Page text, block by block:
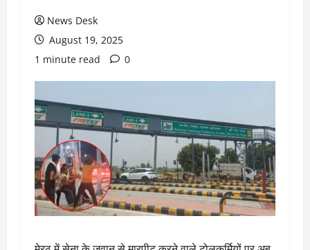
News Desk
August 19, 2025
1 minute read
0